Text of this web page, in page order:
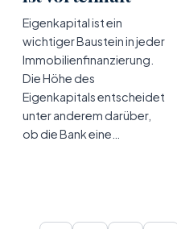
Eigenkapital ist ein
wichtiger Baustein in jeder
Immobilienfinanzierung.
Die Höhe des
Eigenkapitals entscheidet
unter anderem darüber,
ob die Bank eine…